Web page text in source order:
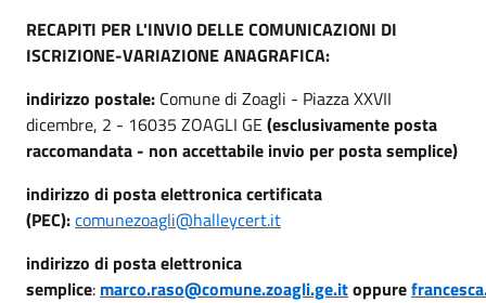
RECAPITI PER L'INVIO DELLE COMUNICAZIONI DI
ISCRIZIONE-VARIAZIONE ANAGRAFICA:
indirizzo postale: Comune di Zoagli - Piazza XXVII
dicembre, 2 - 16035 ZOAGLI GE (esclusivamente posta
raccomandata - non accettabile invio per posta semplice)
indirizzo di posta elettronica certificata
(PEC):comunezoagli@halleycert.it
indirizzo di posta elettronica
semplice: marco.raso@comune.zoagli.ge.itoppure